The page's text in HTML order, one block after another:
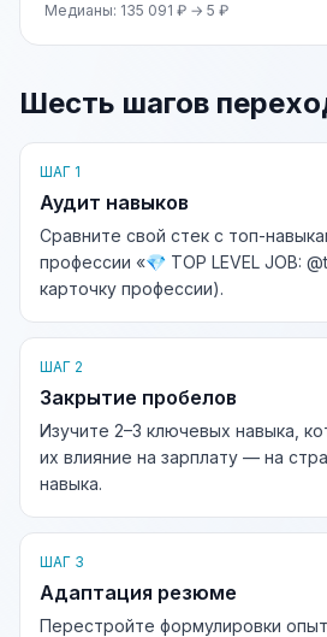
Медианы: 135 091 ₽ → 5 ₽
Шесть шагов
ШАГ 1
Аудит навыков
Сравните свой стек с топ-
профессии «💎 TOP LEVEL JOB:
карточку профессии).
ШАГ 2
Закрытие пробелов
Изучите 2–3 ключевых навыка,
их влияние на зарплату — на
навыка.
ШАГ 3
Адаптация резюме
Перестройте формулировки